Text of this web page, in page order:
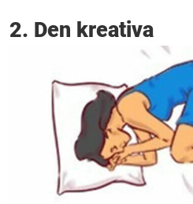
2. Den kreativa